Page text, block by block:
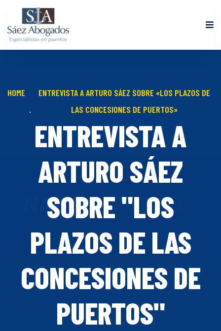
HOME
ENTREVISTA A ARTURO SÁEZ SOBRE «LOS PLAZOS DE
LAS CONCESIONES DE PUERTOS»
ENTREVISTA A
ARTURO SÁEZ
SOBRE "LOS
PLAZOS DE LAS
CONCESIONES DE
PUERTOS"